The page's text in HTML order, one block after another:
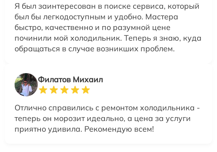
Я был заинтересован в поиске сервиса, который
был бы легкодоступным и удобно. Мастера
быстро, качественно и по разумной цене
починили мой холодильник. Теперь я знаю, куда
обращаться в случае возникших проблем.
Филатов Михаил
Отлично справились с ремонтом холодильника -
теперь он морозит идеально, а цена за услуги
приятно удивила. Рекомендую всем!